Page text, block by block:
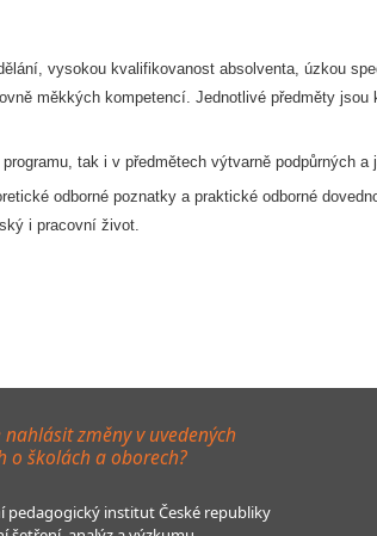
vysokou kvalifikovanost absolventa, úzkou
měkkých kompetencí. Jednotlivé předměty jsou
tak i v předmětech výtvarně podpůrných a
odborné poznatky a praktické odborné
i pracovní život.
nahlásit změny v uvedených
o školách a oborech?
pedagogický institut České republiky